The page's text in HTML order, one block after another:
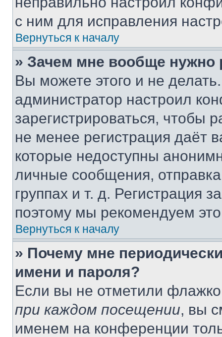
с ним для исправления
Вернуться к началу
» Зачем мне вообще нужно
Вы можете этого и не
администратор настроил
зарегистрироваться, чтобы
не менее регистрация даёт
которые недоступны
личные сообщения,
группах и т. д. Регистрация
поэтому мы рекомендуем
Вернуться к началу
» Почему мне
имени и пароля?
Если вы не отметили
при каждом посещении, вы
именем на конференции